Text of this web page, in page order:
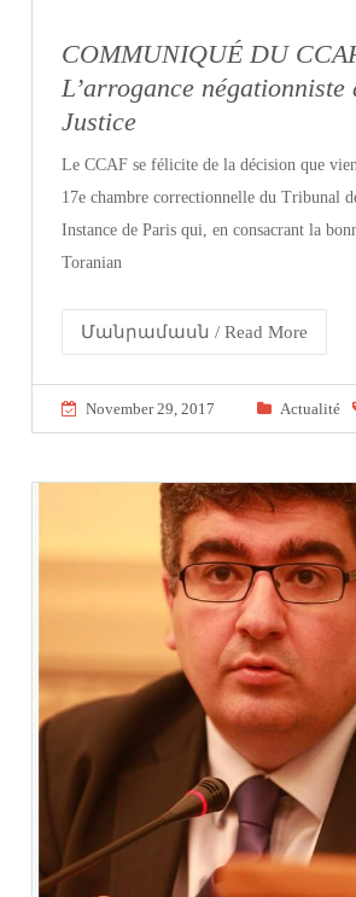
COMMUNIQUÉ DU
L’arrogance négationniste
Justice
Le CCAF se félicite de la décision que
17e chambre correctionnelle du Tribunal
Instance de Paris qui, en consacrant la
Toranian
Մանրամասն / Read More
November 29, 2017 Actualité